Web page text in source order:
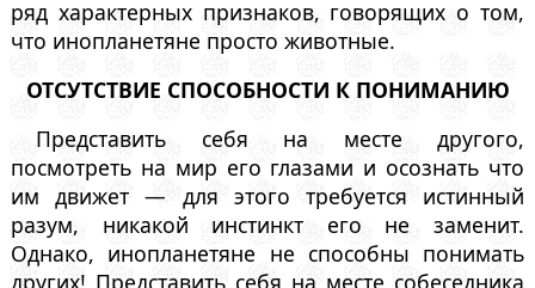
ряд характерных признаков, говорящих о том,
что инопланетяне просто животные.
ОТСУТСТВИЕ СПОСОБНОСТИ К ПОНИМАНИЮ
Представить себя на месте другого,
посмотреть на мир его глазами и осознать что
им движет — для этого требуется истинный
разум, никакой инстинкт его не заменит.
Однако, инопланетяне не способны понимать